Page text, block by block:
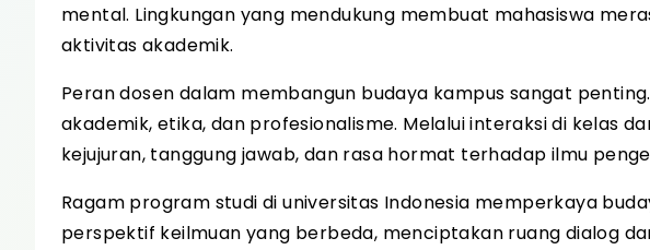
mental. Lingkungan yang mendukung membuat mahasiswa
aktivitas akademik.
Peran dosen dalam membangun budaya kampus sangat
akademik, etika, dan profesionalisme. Melalui interaksi di kelas
kejujuran, tanggung jawab, dan rasa hormat terhadap ilmu
Ragam program studi di universitas Indonesia memperkaya
perspektif keilmuan yang berbeda, menciptakan ruang dialog